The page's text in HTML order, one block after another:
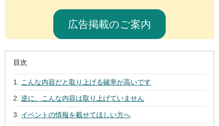
広告掲載のご案内
目次
こんな内容だと取り上げる確率が高いです
逆に、こんな内容は取り上げていません
イベントの情報を載せてほしい方へ